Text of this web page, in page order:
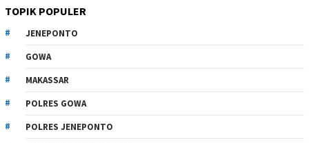
TOPIK POPULER
JENEPONTO
GOWA
MAKASSAR
POLRES GOWA
POLRES JENEPONTO